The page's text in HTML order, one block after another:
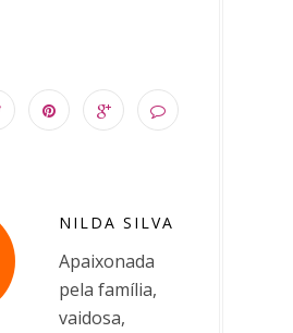
NILDA SILVA
Apaixonada
pela família,
vaidosa,